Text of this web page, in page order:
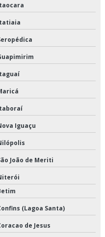
climatizados
congelados
refrigerados
congelados
refrigerados
Iguaçu
João de Meriti
(Lagoa Santa)
de Jesus